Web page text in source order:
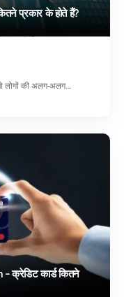
प्रकार के होते हैं?
लोगों की अलग-अलग…
क्रेडिट कार्ड कितने